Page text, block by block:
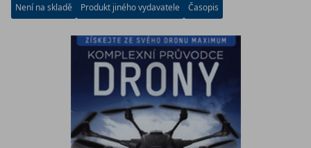
Není na skladě Produkt jiného vydavatele Časopis